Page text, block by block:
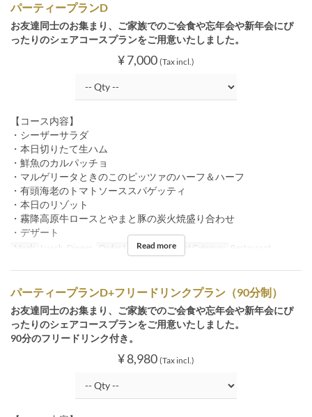
パーティープランD
お友達同士のお集まり、ご家族でのご会食や忘年会や新年会にぴ
ったりのシェアコースプランをご用意いたしました。
¥ 7,000 (Tax incl.)
【コース内容】
・シーザーサラダ
・本日切りたて生ハム
・鮮魚のカルパッチョ
・マルゲリータときのこのピッツァのハーフ＆ハーフ
・有頭海老のトマトソーススパゲッティ
・本日のリゾット
・霧降高原牛ロースとやまと豚の炭火焼盛り合わせ
・デザート
Meals Lunch, Dinner Order Limit 4 ~ 34 Seat Category Restaurant
Read more
パーティープランD+フリードリンクプラン（90分制）
お友達同士のお集まり、ご家族でのご会食や忘年会や新年会にぴ
ったりのシェアコースプランをご用意いたしました。
90分のフリードリンク付き。
¥ 8,980 (Tax incl.)